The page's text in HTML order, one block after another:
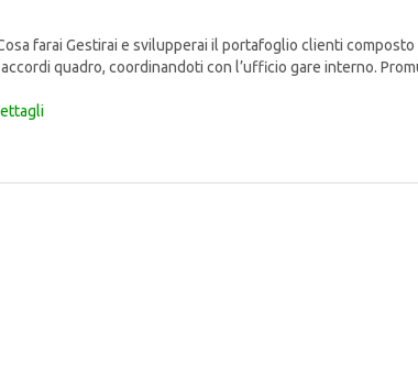
farai Gestirai e svilupperai il portafoglio clienti
quadro, coordinandoti con l’ufficio gare interno.